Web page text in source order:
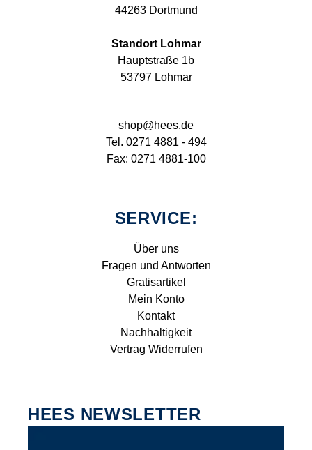
44263 Dortmund
Standort Lohmar
Hauptstraße 1b
53797 Lohmar
shop@hees.de
Tel. 0271 4881 - 494
Fax: 0271 4881-100
SERVICE:
Über uns
Fragen und Antworten
Gratisartikel
Mein Konto
Kontakt
Nachhaltigkeit
Vertrag Widerrufen
HEES NEWSLETTER